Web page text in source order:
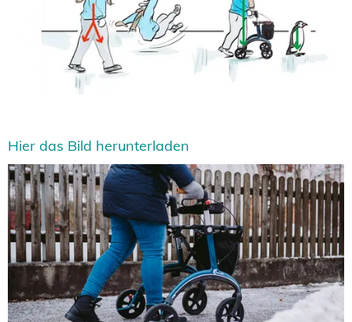
Hier das Bild herunterladen